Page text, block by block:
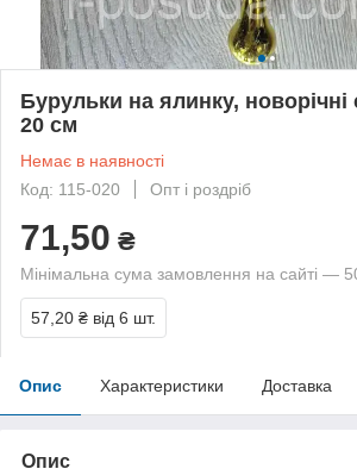
Бурульки на ялинку, новорічні
20 см
Немає в наявності
Код: 115-020
Опт і роздріб
71,50 ₴
Мінімальна сума замовлення на сайті —
57,20 ₴ від 6 шт.
Опис Характеристики Доставка
Опис